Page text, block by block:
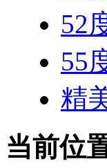
52
55
精
当前位